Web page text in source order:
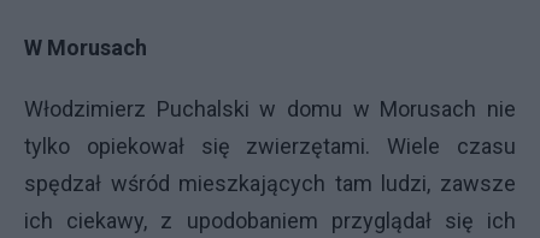
W Morusach
Włodzimierz Puchalski w domu w Morusach nie
tylko opiekował się zwierzętami. Wiele czasu
spędzał wśród mieszkających tam ludzi, zawsze
ich ciekawy, z upodobaniem przyglądał się ich